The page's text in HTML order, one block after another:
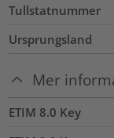
Tullstatnummer
Ursprungsland
Mer
ETIM 8.0 Key